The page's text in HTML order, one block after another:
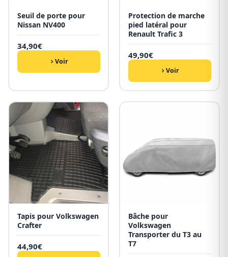
Seuil de porte pour
Nissan NV400
34,90€
Voir
Protection de marche
pied latéral pour
Renault Trafic 3
49,90€
Voir
Tapis pour Volkswagen
Crafter
44,90€
Bâche pour
Volkswagen
Transporter du T3 au
T7